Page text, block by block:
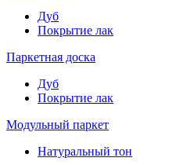
Дуб
Покрытие лак
Паркетная доска
Дуб
Покрытие лак
Модульный паркет
Натуральный тон